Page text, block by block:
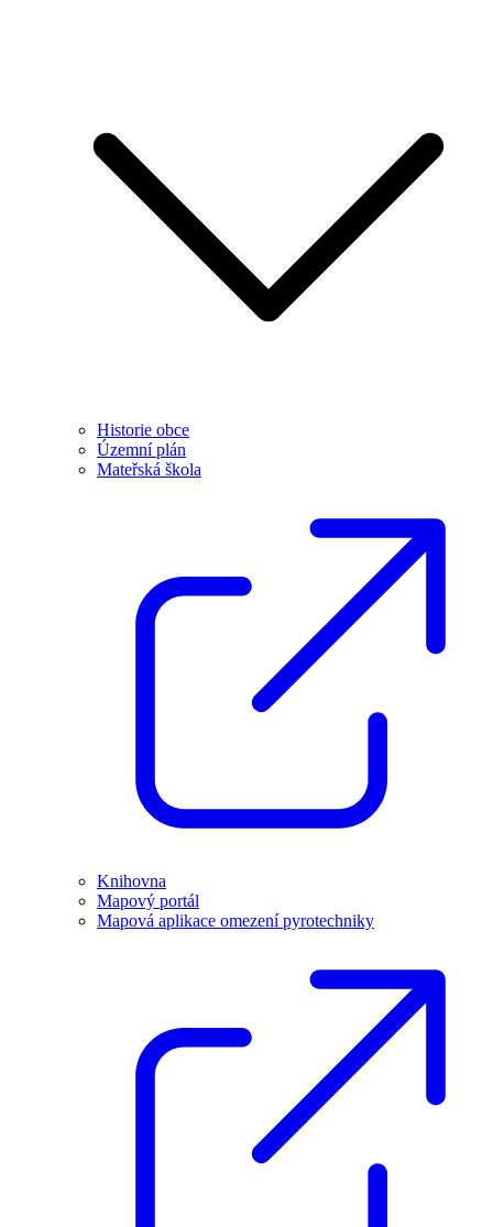
Historie obce
Územní plán
Mateřská škola
Knihovna
Mapový portál
Mapová aplikace omezení pyrotechniky